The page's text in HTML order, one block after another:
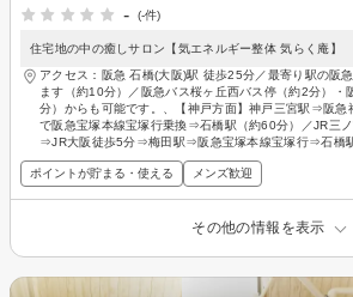
-
(-件)
住宅地の中の癒しサロン【気エネルギー整体 気らく庵】
アクセス：阪急 石橋(大阪)駅 徒歩25分／最寄り駅の阪
ます（約10分）／阪急バス桜ヶ丘西バス停（約2分）・
分）からも可能です。、【神戸方面】神戸三宮駅⇒阪
で阪急宝塚本線宝塚行乗換⇒石橋駅（約60分）／JR三
⇒JR大阪徒歩5分⇒梅田駅⇒阪急宝塚本線宝塚行⇒石橋駅
ポイントが貯まる・使える メンズ歓迎
その他の情報を表示